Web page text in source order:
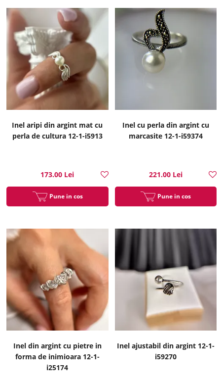
Inel aripi din argint mat cu
perla de cultura 12-1-i5913
173.00 Lei
Pune in cos
Inel cu perla din argint cu
marcasite 12-1-i59374
221.00 Lei
Pune in cos
Inel din argint cu pietre in
forma de inimioara 12-1-
i25174
Inel ajustabil din argint 12-1-
i59270